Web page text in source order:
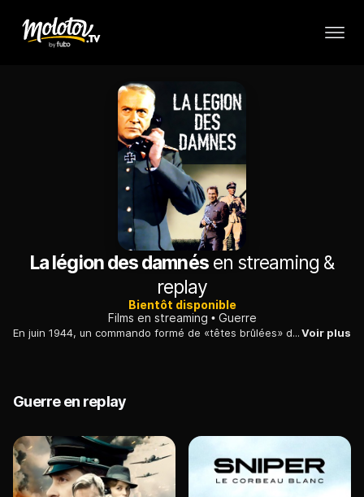
La légion des damnésen streaming &
replay
Bientôt disponible
Films en streaming
Guerre
En juin 1944, un commando formé de «têtes brûlées» démine la zone de débarquement en Normandie, afin d'assurer la sécurité des navires alliés.Voir plus
Guerre en replay